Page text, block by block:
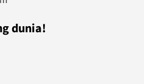
dunia!